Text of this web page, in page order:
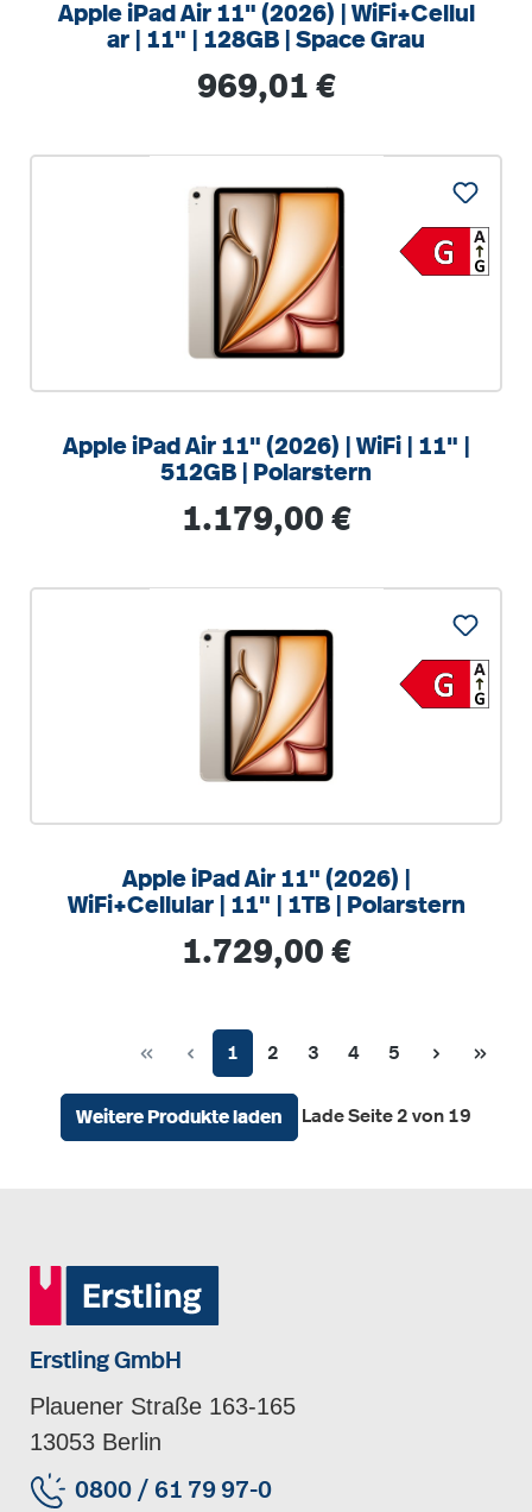
Apple iPad Air 11" (2026) | WiFi+Cellul
ar | 11" | 128GB | Space Grau
Regulärer Preis:
969,01 €
Apple iPad Air 11" (2026) | WiFi | 11" |
512GB | Polarstern
Regulärer Preis:
1.179,00 €
Apple iPad Air 11" (2026) |
WiFi+Cellular | 11" | 1TB | Polarstern
Regulärer Preis:
1.729,00 €
Seite
1 Seite
2 Seite
3 Seite
4 Seite
5
Weitere Produkte laden Lade Seite 2 von 19
Erstling GmbH
Plauener Straße 163-165
13053 Berlin
0800 / 61 79 97-0